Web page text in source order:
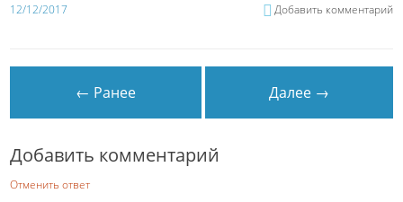
12/12/2017 Добавить комментарий
← Ранее Далее →
Добавить комментарий
Отменить ответ